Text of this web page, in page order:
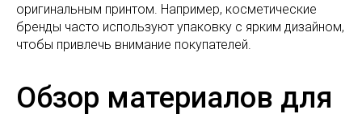
оригинальным принтом. Например, косметические
бренды часто используют упаковку с ярким дизайном,
чтобы привлечь внимание покупателей.
Обзор материалов для